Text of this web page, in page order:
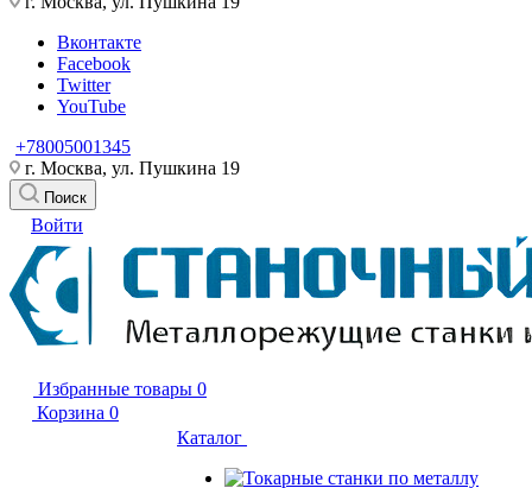
Вконтакте
Facebook
Twitter
YouTube
+78005001345
г. Москва, ул. Пушкина 19
Поиск
Войти
Избранные товары 0
Корзина 0
Каталог